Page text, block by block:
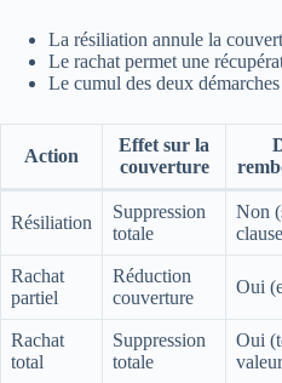
La résiliation annule la
Le rachat permet une
Le cumul des deux
Action
Effet sur la
couverture
Résiliation
Suppression
totale
Non
Rachat
partiel
Réduction
couverture
Oui
Rachat
total
Suppression
totale
Oui